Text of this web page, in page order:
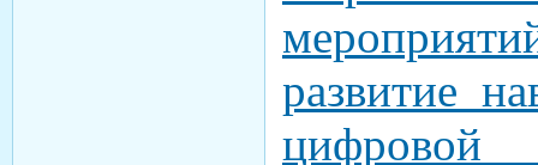
развитие